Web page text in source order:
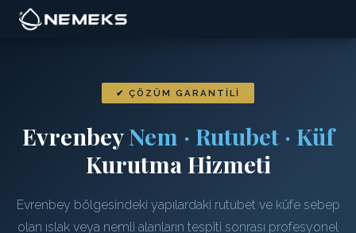
✔ ÇÖZÜM GARANTILI
EvrenbeyNem · Rutubet · Küf
Kurutma Hizmeti
Evrenbey bölgesindeki yapılardaki rutubet ve küfe sebep
olan ıslak veya nemli alanların tespiti sonrası profesyonel